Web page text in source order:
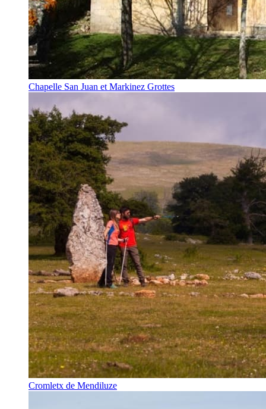
Chapelle San Juan et Markinez Grottes
Cromletx de Mendiluze